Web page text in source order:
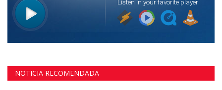
NOTICIA RECOMENDADA